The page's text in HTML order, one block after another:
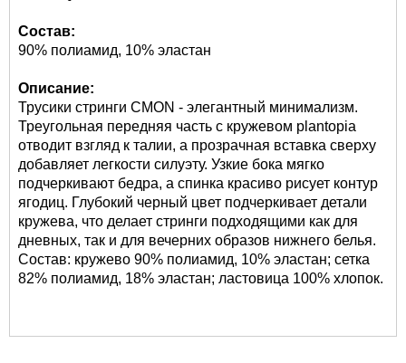
Состав:
90% полиамид, 10% эластан
Описание:
Трусики стринги CMON - элегантный минимализм.
Треугольная передняя часть с кружевом plantopia
отводит взгляд к талии, а прозрачная вставка сверху
добавляет легкости силуэту. Узкие бока мягко
подчеркивают бедра, а спинка красиво рисует контур
ягодиц. Глубокий черный цвет подчеркивает детали
кружева, что делает стринги подходящими как для
дневных, так и для вечерних образов нижнего белья.
Состав: кружево 90% полиамид, 10% эластан; сетка
82% полиамид, 18% эластан; ластовица 100% хлопок.